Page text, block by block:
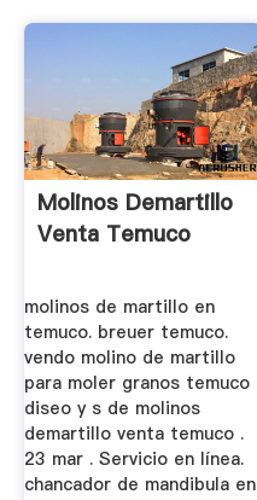
Molinos Demartillo
Venta Temuco
molinos de martillo en
temuco. breuer temuco.
vendo molino de martillo
para moler granos temuco
diseo y s de molinos
demartillo venta temuco .
23 mar . Servicio en línea.
chancador de mandibula en